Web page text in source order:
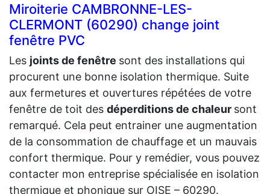
Miroiterie CAMBRONNE-LES-
CLERMONT (60290) change joint
fenêtre PVC
Les joints de fenêtre sont des installations qui
procurent une bonne isolation thermique. Suite
aux fermetures et ouvertures répétées de votre
fenêtre de toit des déperditions de chaleur sont
remarqué. Cela peut entrainer une augmentation
de la consommation de chauffage et un mauvais
confort thermique. Pour y remédier, vous pouvez
contacter mon entreprise spécialisée en isolation
thermique et phonique sur OISE – 60290.